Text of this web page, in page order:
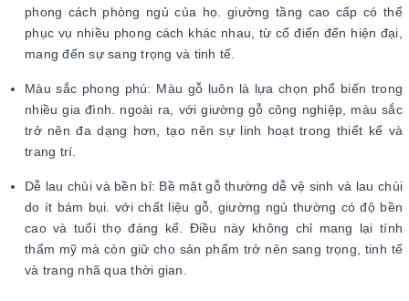
phong cách phòng ngủ của họ. giường tầng cao cấp có thể
phục vụ nhiều phong cách khác nhau, từ cổ điển đến hiện đại,
mang đến sự sang trọng và tinh tế.
Màu sắc phong phú: Màu gỗ luôn là lựa chọn phổ biến trong
nhiều gia đình. ngoài ra, với giường gỗ công nghiệp, màu sắc
trở nên đa dạng hơn, tạo nên sự linh hoạt trong thiết kế và
trang trí.
Dễ lau chùi và bền bỉ: Bề mặt gỗ thường dễ vệ sinh và lau chùi
do ít bám bụi. với chất liệu gỗ, giường ngủ thường có độ bền
cao và tuổi thọ đáng kể. Điều này không chỉ mang lại tính
thẩm mỹ mà còn giữ cho sản phẩm trở nên sang trọng, tinh tế
và trang nhã qua thời gian.